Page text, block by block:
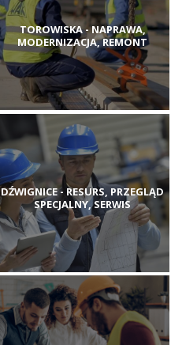
TOROWISKA - NAPRAWA,
MODERNIZACJA, REMONT
DŹWIGNICE - RESURS, PRZEGLĄD
SPECJALNY, SERWIS